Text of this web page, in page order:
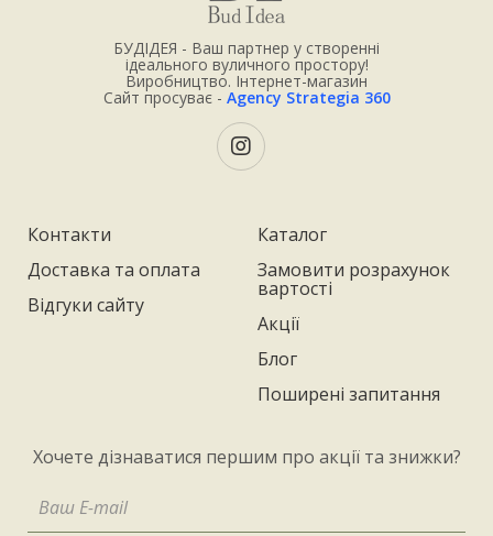
БУДІДЕЯ - Ваш партнер у створенні
ідеального вуличного простору!
Виробництво. Інтернет-магазин
Сайт просуває - Agency Strategia 360
Контакти
Доставка та оплата
Відгуки сайту
Каталог
Замовити розрахунок
вартості
Акції
Блог
Поширені запитання
Хочете дізнаватися першим про акції та знижки?